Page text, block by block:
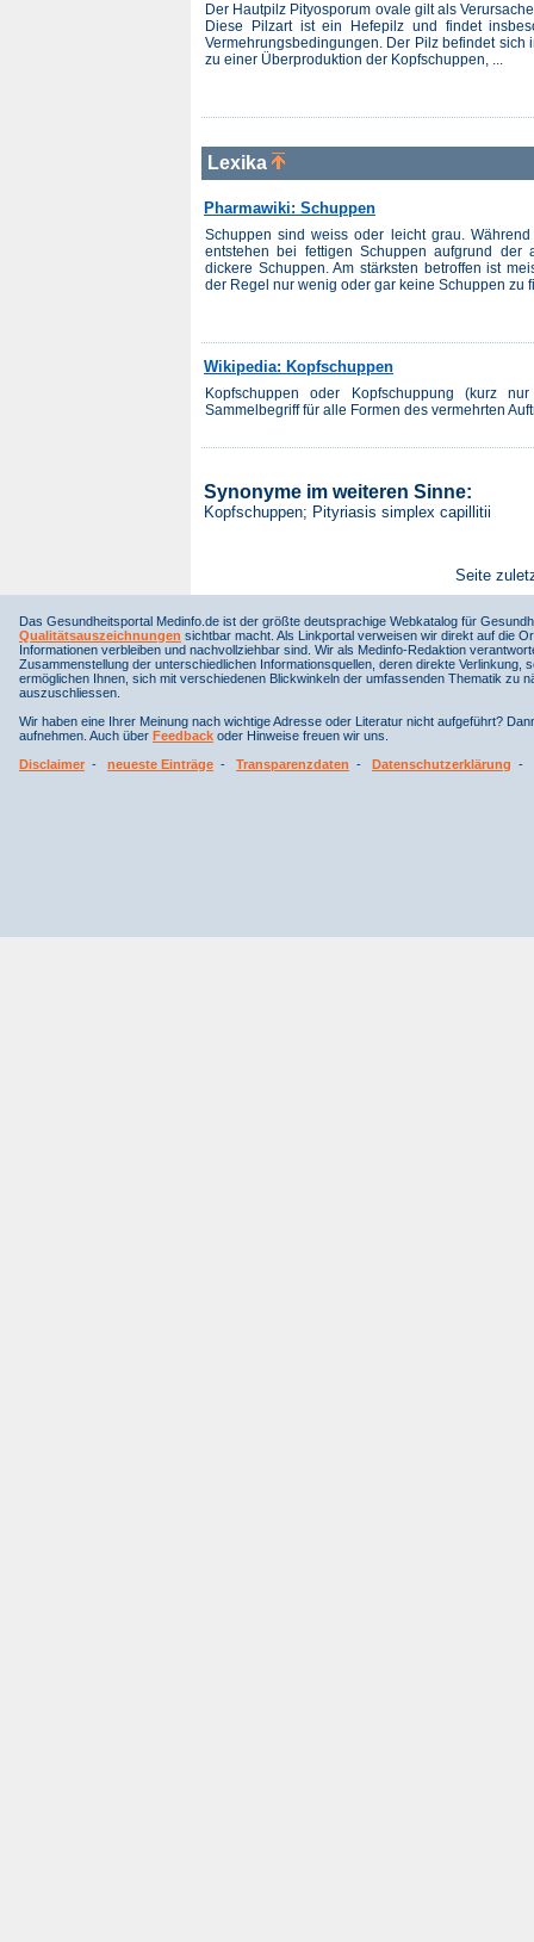
Der Hautpilz Pityosporum ovale gilt als
Diese Pilzart ist ein Hefepilz und findet
Vermehrungsbedingungen. Der Pilz befindet sich
zu einer Überproduktion der Kopfschuppen, ...
Lexika
Pharmawiki: Schuppen
Schuppen sind weiss oder leicht grau.
entstehen bei fettigen Schuppen aufgrund der
dickere Schuppen. Am stärksten betroffen ist
der Regel nur wenig oder gar keine Schuppen zu
Wikipedia: Kopfschuppen
Kopfschuppen oder Kopfschuppung (kurz
Sammelbegriff für alle Formen des vermehrten
Synonyme im weiteren Sinne:
Kopfschuppen; Pityriasis simplex capillitii
Seite
Das Gesundheitsportal Medinfo.de ist der größte deutsprachige Webkatalog für
Qualitätsauszeichnungen sichtbar macht. Als Linkportal verweisen wir direkt auf die
Informationen verbleiben und nachvollziehbar sind. Wir als Medinfo-Redaktion
Zusammenstellung der unterschiedlichen Informationsquellen, deren direkte
ermöglichen Ihnen, sich mit verschiedenen Blickwinkeln der umfassenden Thematik
auszuschliessen.
Wir haben eine Ihrer Meinung nach wichtige Adresse oder Literatur nicht aufgeführt?
aufnehmen. Auch über Feedback oder Hinweise freuen wir uns.
Disclaimer - neueste Einträge - Transparenzdaten - Datenschutzerklärung -